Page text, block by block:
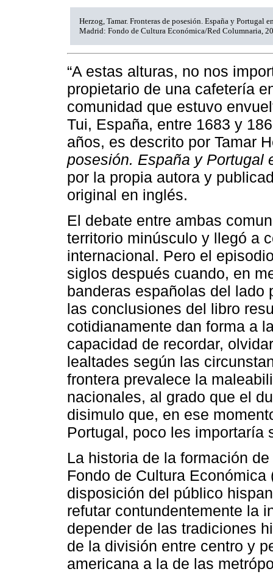
Herzog, Tamar. Fronteras de posesión. España y Portugal
Madrid: Fondo de Cultura Económica/Red Columnaria,
“A estas alturas, no nos
propietario de una cafetería
comunidad que estuvo
Tui, España, entre 1683 y
años, es descrito por Tamar
posesión. España y Portugal
por la propia autora y
original en inglés.
El debate entre ambas
territorio minúsculo y llegó a
internacional. Pero el
siglos después cuando, en
banderas españolas del lado
las conclusiones del libro
cotidianamente dan forma a
capacidad de recordar,
lealtades según las
frontera prevalece la
nacionales, al grado que el
disimulo que, en ese
Portugal, poco les importaría
La historia de la formación
Fondo de Cultura
disposición del público
refutar contundentemente la
depender de las tradiciones
de la división entre centro y
americana a la de las